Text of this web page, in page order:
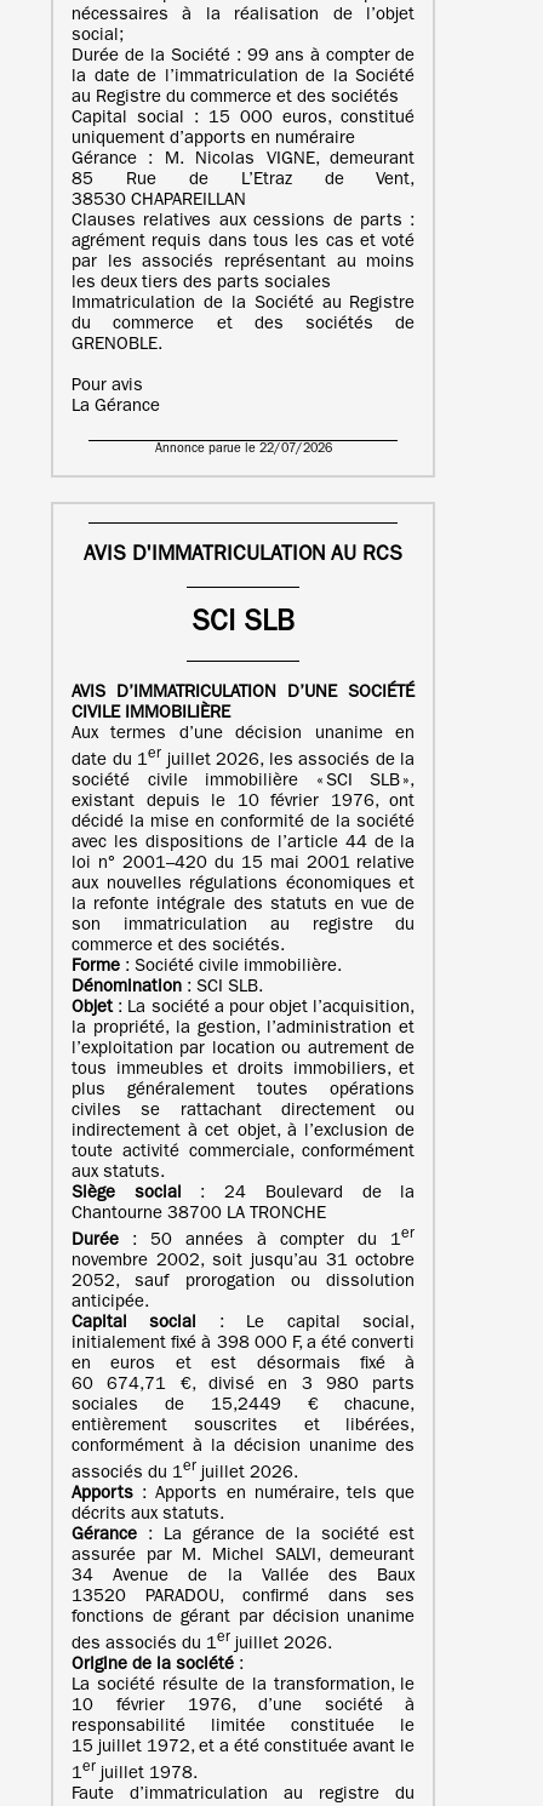
nécessaires à la réalisation de l’objet
social;
Durée de la Société : 99 ans à compter de
la date de l’immatriculation de la Société
au Registre du commerce et des sociétés
Capital social : 15 000 euros, constitué
uniquement d’apports en numéraire
Gérance : M. Nicolas VIGNE, demeurant
85 Rue de L’Etraz de Vent,
38530 CHAPAREILLAN
Clauses relatives aux cessions de parts :
agrément requis dans tous les cas et voté
par les associés représentant au moins
les deux tiers des parts sociales
Immatriculation de la Société au Registre
du commerce et des sociétés de
GRENOBLE.
Pour avis
La Gérance
Annonce parue le 22/07/2026
AVIS D'IMMATRICULATION AU RCS
SCI SLB
AVIS D’IMMATRICULATION D’UNE
SOCIÉTÉ
CIVILE IMMOBILIÈRE
Aux termes d’une décision unanime en
date du 1er juillet 2026, les associés de la
société civile immobilière « SCI SLB »,
existant depuis le 10 février 1976, ont
décidé la mise en conformité de la société
avec les dispositions de l’article 44 de la
loi n° 2001–420 du 15 mai 2001 relative
aux nouvelles régulations économiques et
la refonte intégrale des statuts en vue de
son immatriculation au registre du
commerce et des sociétés.
Forme : Société civile immobilière.
Dénomination : SCI SLB.
Objet: La société a pour objet l’acquisition,
la propriété, la gestion, l’administration et
l’exploitation par location ou autrement de
tous immeubles et droits immobiliers, et
plus généralement toutes opérations
civiles se rattachant directement ou
indirectement à cet objet, à l’exclusion de
toute activité commerciale, conformément
aux statuts.
Siège social : 24 Boulevard de la
Chantourne 38700 LA TRONCHE
Durée : 50 années à compter du 1er
novembre 2002, soit jusqu’au 31 octobre
2052, sauf prorogation ou dissolution
anticipée.
Capital social : Le capital social,
initialement fixé à 398 000 F, a été converti
en euros et est désormais fixé à
60 674,71 €, divisé en 3 980 parts
sociales de 15,2449 € chacune,
entièrement souscrites et libérées,
conformément à la décision unanime des
associés du 1er
juillet 2026.
Apports : Apports en numéraire, tels que
décrits aux statuts.
Gérance : La gérance de la société est
assurée par M. Michel SALVI, demeurant
34 Avenue de la Vallée des Baux
13520 PARADOU, confirmé dans ses
fonctions de gérant par décision unanime
des associés du 1er
juillet 2026.
Origine de la société :
La société résulte de la transformation, le
10 février 1976, d’une société à
responsabilité limitée constituée le
15 juillet 1972, et a été constituée avant le
1er juillet 1978.
Faute d’immatriculation au registre du